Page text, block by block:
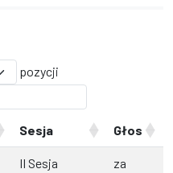
pozycji
Sesja Głos
II Sesja
za